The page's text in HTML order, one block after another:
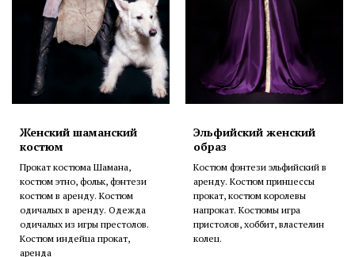
Женский шаманский
костюм
Прокат костюма Шамана,
костюм этно, фольк, фэнтези
костюм в аренду. Костюм
одичалых в аренду. Одежда
одичалых из игры престолов.
Костюм индейца прокат,
аренда
Эльфийский женский
образ
Костюм фэнтези эльфийский в
аренду. Костюм принцессы
прокат, костюм королевы
напрокат. Костюмы игра
пристолов, хоббит, властелин
колец.